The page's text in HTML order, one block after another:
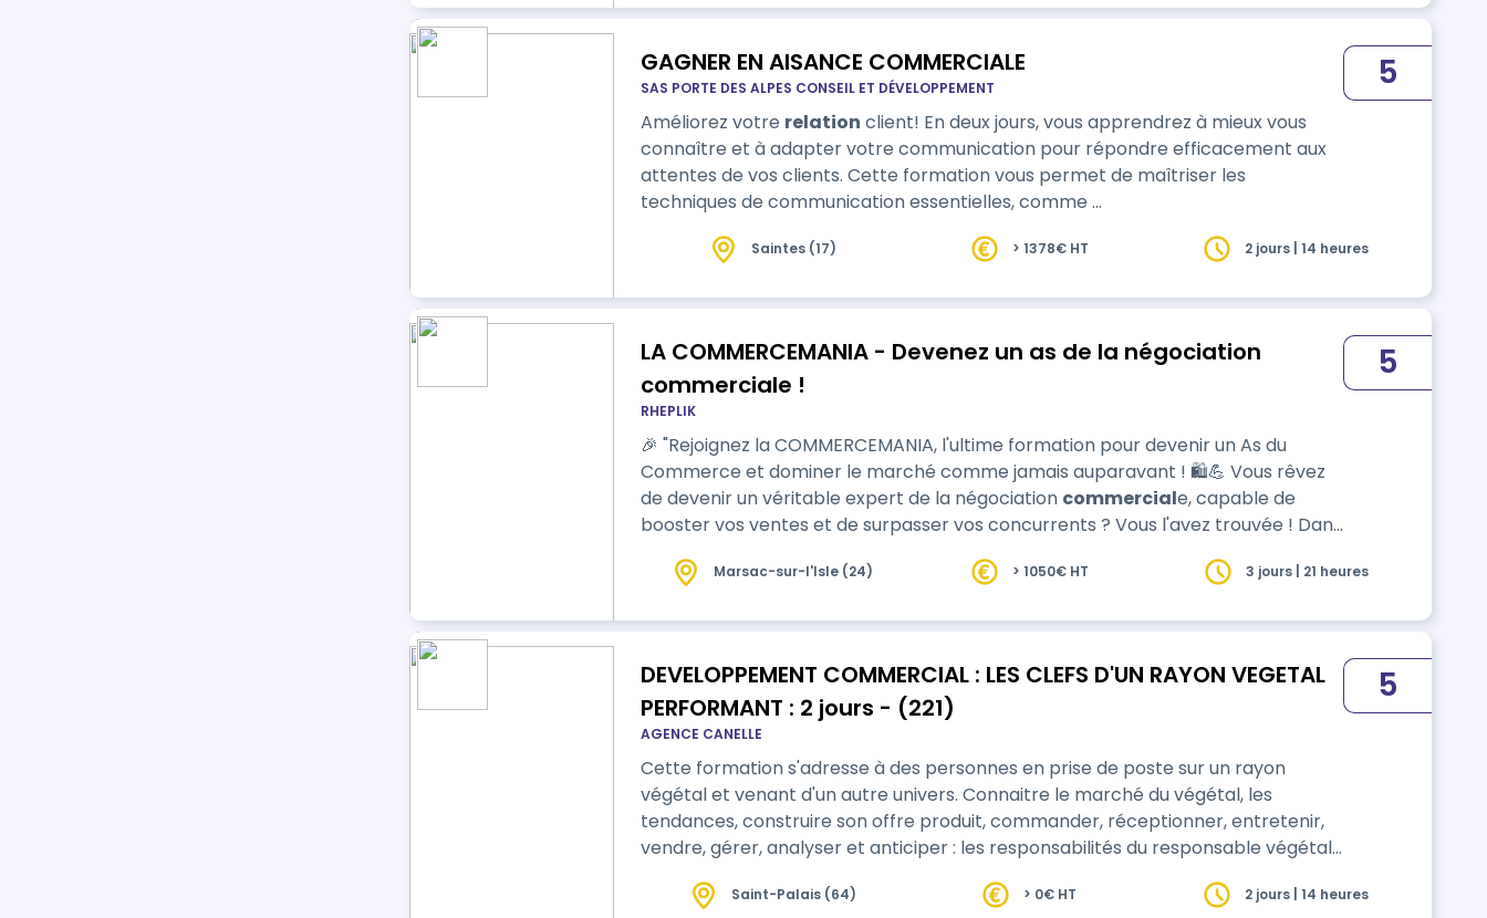
GAGNER EN AISANCE COMMERCIALE
SAS PORTE DES ALPES CONSEIL ET DÉVELOPPEMENT
Améliorez votre relation client! En deux jours, vous apprendrez à mieux vous
connaître et à adapter votre communication pour répondre efficacement aux
attentes de vos clients. Cette formation vous permet de maîtriser les
techniques de communication essentielles, comme …
5
Saintes (17) > 1378€ HT 2 jours | 14 heures
LA COMMERCEMANIA - Devenez un as de la négociation
commerciale !
RHEPLIK
🎉 "Rejoignez la COMMERCEMANIA, l'ultime formation pour devenir un As du
Commerce et dominer le marché comme jamais auparavant ! 🛍️💪 Vous rêvez
de devenir un véritable expert de la négociation commerciale, capable de
booster vos ventes et de surpasser vos concurrents ? Vous l'avez trouvée ! Dans
professionnels du commerce. Grâce à des méthodes fun et pratiques, vous d…
5
Marsac-sur-l'Isle (24) > 1050€ HT 3 jours | 21 heures
DEVELOPPEMENT COMMERCIAL : LES CLEFS D'UN RAYON VEGETAL
PERFORMANT : 2 jours - (221)
AGENCE CANELLE
Cette formation s'adresse à des personnes en prise de poste sur un rayon
végétal et venant d'un autre univers. Connaitre le marché du végétal, les
tendances, construire son offre produit, commander, réceptionner, entretenir,
vendre, gérer, analyser et anticiper : les responsabilités du responsable végétal
d'analyse, de gestion, de connaissances techniques.
5
Saint-Palais (64) > 0€ HT 2 jours | 14 heures